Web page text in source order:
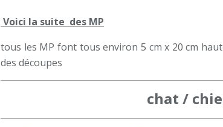
Voici la suite des MP
tous les MP font tous environ 5 cm x 20 cm
des découpes
chat /